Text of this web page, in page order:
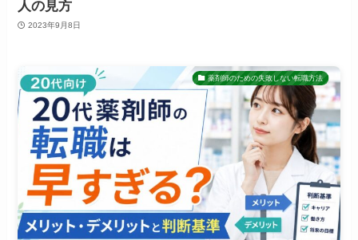
人の見方
2023年9月8日
薬剤師のための失敗しない転職方法